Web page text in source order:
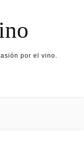
por el vino.